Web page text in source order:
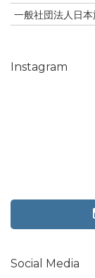
一般社団法人日
Instagram
Social Media